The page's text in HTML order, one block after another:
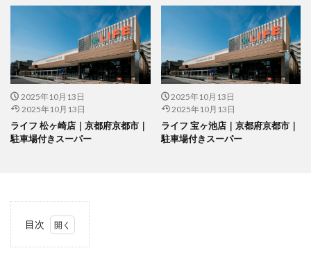
2025年10月13日
2025年10月13日
ライフ 松ヶ崎店｜京都府京都市｜
駐車場付きスーパー
2025年10月13日
2025年10月13日
ライフ 宝ヶ池店｜京都府京都市｜
駐車場付きスーパー
目次